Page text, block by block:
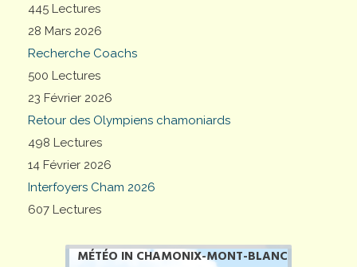
445 Lectures
28 Mars 2026
Recherche Coachs
500 Lectures
23 Février 2026
Retour des Olympiens chamoniards
498 Lectures
14 Février 2026
Interfoyers Cham 2026
607 Lectures
MÉTÉO IN CHAMONIX-MONT-BLANC